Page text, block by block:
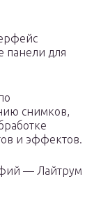
панели для
снимков,
и эффектов.
— Лайтрум